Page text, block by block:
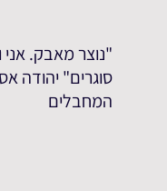
"נוצר מאבק. אני
סוגרים" יהודה
המחבלים